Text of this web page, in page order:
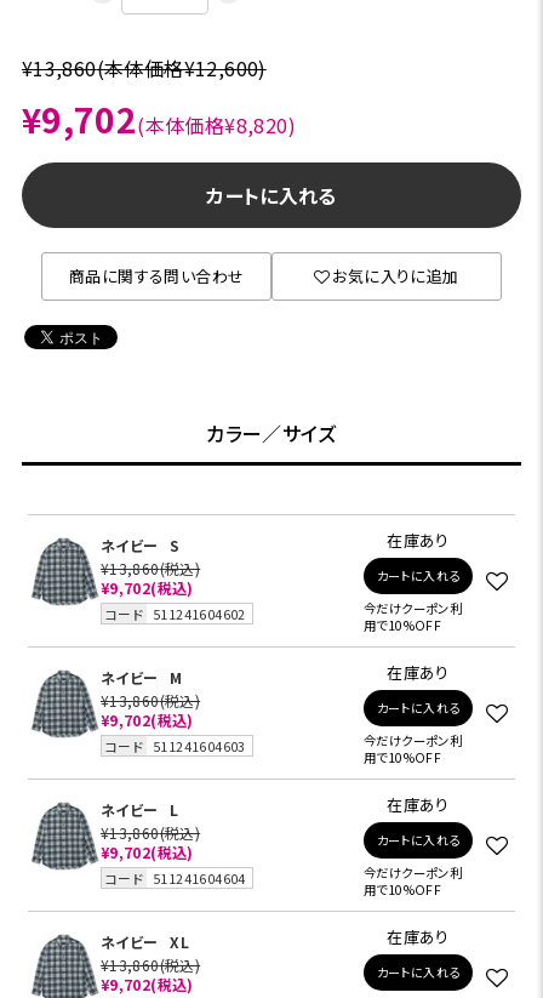
¥13,860(本体価格¥12,600)
¥9,702(本体価格¥8,820)
カートに入れる
商品に関する問い合わせ お気に入りに追加
カラー／サイズ
ネイビー
S
¥13,860(税込)
¥9,702(税込)
コード 511241604602
在庫あり
カートに入れる
今だけクーポン利
用で10%OFF
ネイビー
M
¥13,860(税込)
¥9,702(税込)
コード 511241604603
在庫あり
カートに入れる
今だけクーポン利
用で10%OFF
ネイビー
L
¥13,860(税込)
¥9,702(税込)
コード 511241604604
在庫あり
カートに入れる
今だけクーポン利
用で10%OFF
ネイビー
XL
¥13,860(税込)
¥9,702(税込)
在庫あり
カートに入れる